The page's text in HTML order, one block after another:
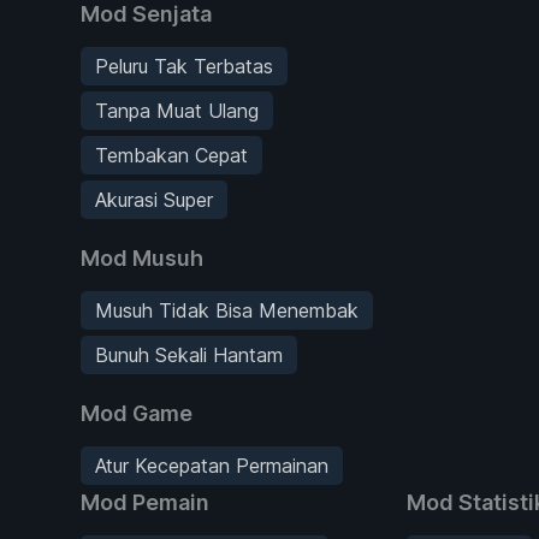
Mod Senjata
Peluru Tak Terbatas
Tanpa Muat Ulang
Tembakan Cepat
Akurasi Super
Mod Musuh
Musuh Tidak Bisa Menembak
Bunuh Sekali Hantam
Mod Game
Atur Kecepatan Permainan
Mod Pemain Mod